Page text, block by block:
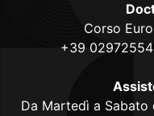
Corso
+39
Da Martedì a Sabato